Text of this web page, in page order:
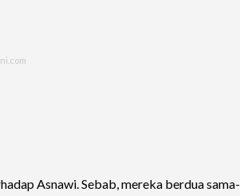
Asnawi. Sebab, mereka berdua sama-